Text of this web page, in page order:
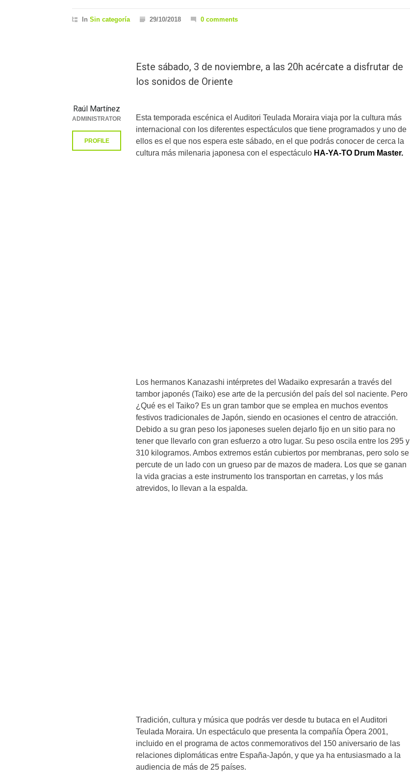
In Sin categoría 29/10/2018 0 comments
Este sábado, 3 de noviembre, a las 20h acércate a disfrutar de
los sonidos de Oriente
Esta temporada escénica el Auditori Teulada Moraira viaja por la cultura más
internacional con los diferentes espectáculos que tiene programados y uno de
ellos es el que nos espera este sábado, en el que podrás conocer de cerca la
cultura más milenaria japonesa con el espectáculo HA-YA-TO Drum Master.
Los hermanos Kanazashi intérpretes del Wadaiko expresarán a través del
tambor japonés (Taiko) ese arte de la percusión del país del sol naciente. Pero
¿Qué es el Taiko? Es un gran tambor que se emplea en muchos eventos
festivos tradicionales de Japón, siendo en ocasiones el centro de atracción.
Debido a su gran peso los japoneses suelen dejarlo fijo en un sitio para no
tener que llevarlo con gran esfuerzo a otro lugar. Su peso oscila entre los 295 y
310 kilogramos. Ambos extremos están cubiertos por membranas, pero solo se
percute de un lado con un grueso par de mazos de madera. Los que se ganan
la vida gracias a este instrumento los transportan en carretas, y los más
atrevidos, lo llevan a la espalda.
Tradición, cultura y música que podrás ver desde tu butaca en el Auditori
Teulada Moraira. Un espectáculo que presenta la compañía Ópera 2001,
incluido en el programa de actos conmemorativos del 150 aniversario de las
relaciones diplomáticas entre España-Japón, y que ya ha entusiasmado a la
audiencia de más de 25 países.
Raúl Martínez
ADMINISTRATOR
PROFILE